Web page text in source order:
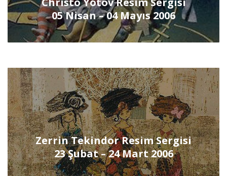
05 Nisan – 04 Mayıs 2006
Zerrin Tekindor Resim Sergisi
23 Şubat – 24 Mart 2006